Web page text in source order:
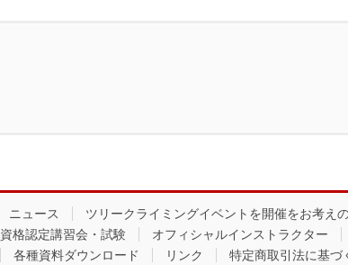
ニュース ツリークライミングイベントを開催をお考え
資格認定講習会・試験 オフィシャルインストラクター
各種資料ダウンロード リンク 特定商取引法に基づ